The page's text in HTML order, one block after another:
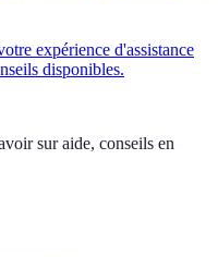
expérience d'assistance
disponibles.
sur aide, conseils en